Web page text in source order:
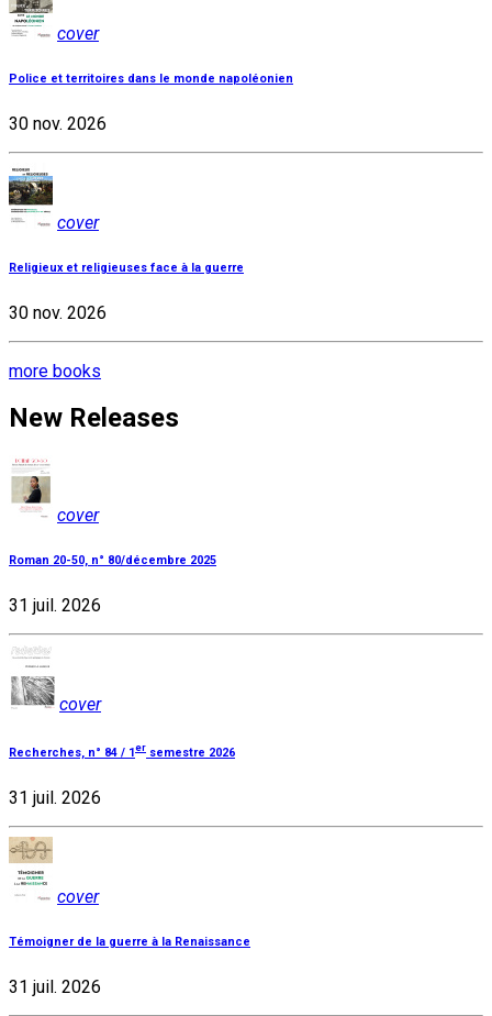
cover
Police et territoires dans le monde napoléonien
30 nov. 2026
cover
Religieux et religieuses face à la guerre
30 nov. 2026
more books
New Releases
cover
Roman 20-50, n° 80/décembre 2025
31 juil. 2026
cover
Recherches, n° 84 / 1er semestre 2026
31 juil. 2026
cover
Témoigner de la guerre à la Renaissance
31 juil. 2026